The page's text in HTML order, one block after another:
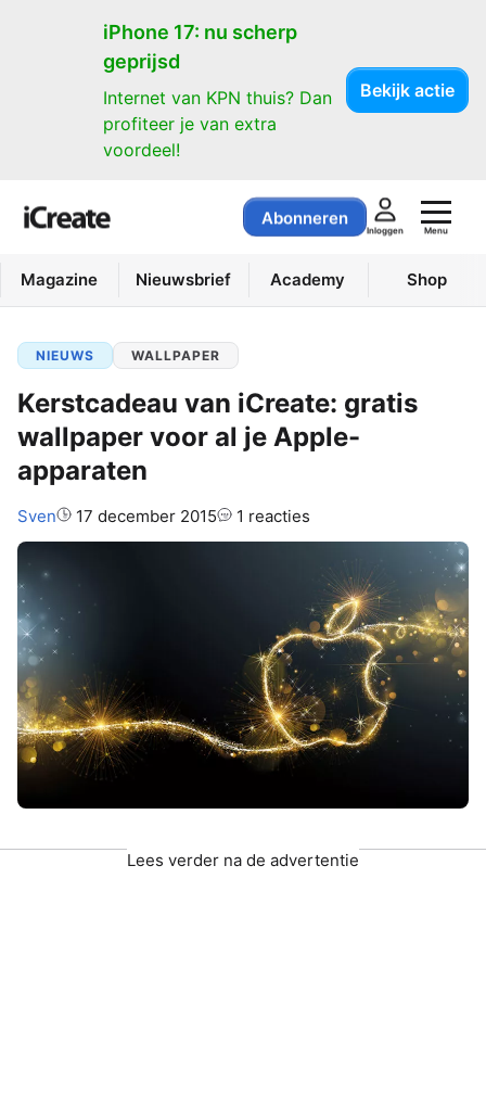
iPhone 17: nu scherp
geprijsd
Internet van KPN thuis? Dan
profiteer je van extra
voordeel!
Bekijk actie
Abonneren
Inloggen Menu
Magazine Nieuwsbrief Academy Shop
NIEUWS WALLPAPER
Kerstcadeau van iCreate: gratis
wallpaper voor al je Apple-
apparaten
Auteur:
Sven 17 december 2015 1 reacties
Lees verder na de advertentie